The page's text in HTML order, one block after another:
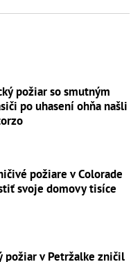
požiar so smutným
po uhasení ohňa našli
požiare v Colorade
svoje domovy tisíce
požiar v Petržalke zničil